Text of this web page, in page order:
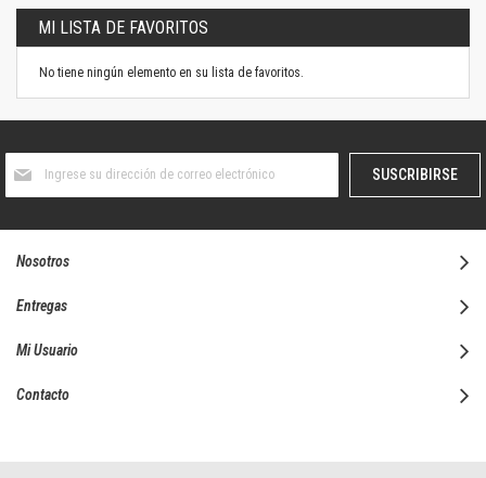
MI LISTA DE FAVORITOS
No tiene ningún elemento en su lista de favoritos.
boletín
SUSCRIBIRSE
Nosotros
Entregas
Mi Usuario
Contacto